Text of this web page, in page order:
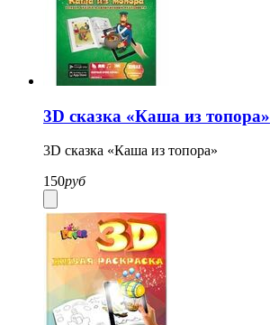
3D cказка «Каша из топора»
3D cказка «Каша из топора»
150руб